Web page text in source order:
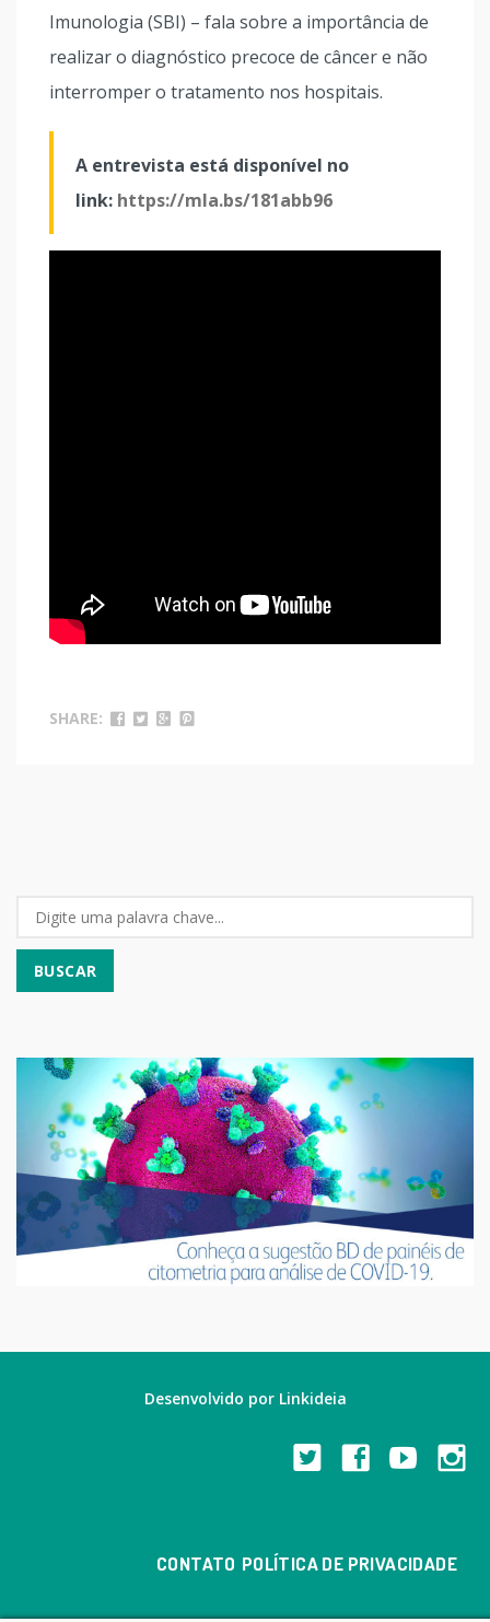
Imunologia (SBI) – fala sobre a importância de
realizar o diagnóstico precoce de câncer e não
interromper o tratamento nos hospitais.
A entrevista está disponível no
link: https://mla.bs/181abb96
SHARE:
Desenvolvido por Linkideia
CONTATO POLÍTICA DE PRIVACIDADE